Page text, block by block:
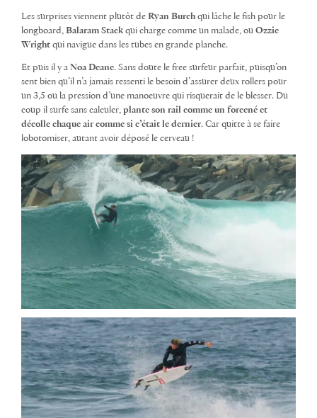
Les surprises viennent plutôt de Ryan Burch qui lâche le fish pour le
longboard, Balaram Stack qui charge comme un malade, ou Ozzie
Wright qui navigue dans les tubes en grande planche.
Et puis il y a Noa Deane. Sans doute le free surfeur parfait, puisqu’on
sent bien qu’il n’a jamais ressenti le besoin d’assurer deux rollers pour
un 3,5 ou la pression d’une manoeuvre qui risquerait de le blesser. Du
coup il surfe sans calculer, plante son rail comme un forcené et
décolle chaque air comme si c’était le dernier. Car quitte à se faire
lobotomiser, autant avoir déposé le cerveau !